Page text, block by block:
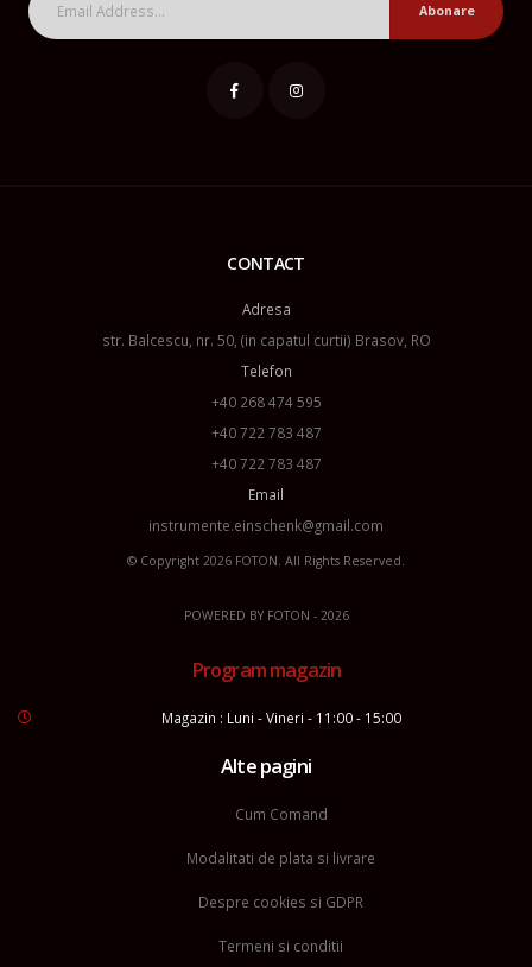
Abonare
CONTACT
Adresa
str. Balcescu, nr. 50, (in capatul curtii) Brasov, RO
Telefon
+40 268 474 595
+40 722 783 487
+40 722 783 487
Email
instrumente.einschenk@gmail.com
© Copyright 2026 FOTON . All Rights Reserved.
POWERED BY FOTON - 2026
Program magazin
Magazin : Luni - Vineri - 11:00 - 15:00
Alte pagini
Cum Comand
Modalitati de plata si livrare
Despre cookies si GDPR
Termeni si conditii